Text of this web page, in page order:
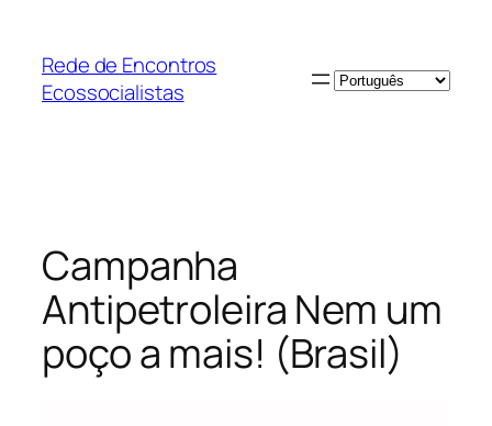
conteúdo
Rede de Encontros
Ecossocialistas
Escolha
Campanha
Antipetroleira Nem um
poço a mais! (Brasil)